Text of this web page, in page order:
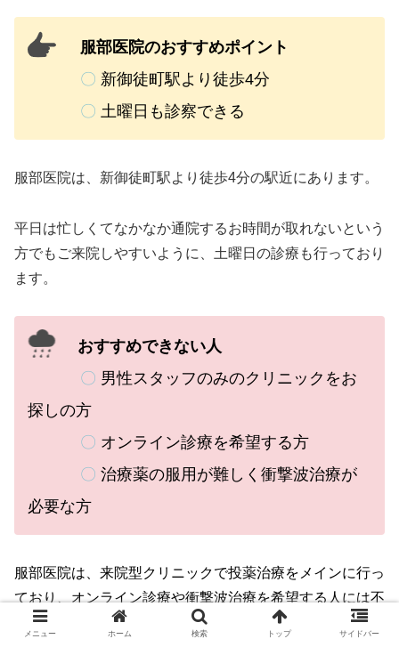
服部医院のおすすめポイント
〇 新御徒町駅より徒歩4分
〇 土曜日も診察できる
服部医院は、新御徒町駅より徒歩4分の駅近にあります。
平日は忙しくてなかなか通院するお時間が取れないという
方でもご来院しやすいように、土曜日の診療も行っており
ます。
おすすめできない人
〇 男性スタッフのみのクリニックをお
探しの方
〇 オンライン診療を希望する方
〇 治療薬の服用が難しく衝撃波治療が
必要な方
服部医院は、来院型クリニックで投薬治療をメインに行っ
ており、オンライン診療や衝撃波治療を希望する人には不
向きと言えるでしょう。
メニュー ホーム 検索 トップ サイドバー